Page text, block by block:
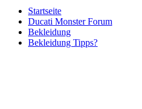
Startseite
Ducati Monster Forum
Bekleidung
Bekleidung Tipps?